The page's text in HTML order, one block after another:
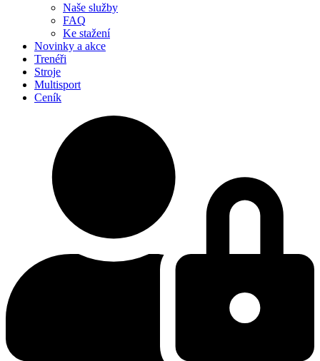
Naše služby
FAQ
Ke stažení
Novinky a akce
Trenéři
Stroje
Multisport
Ceník